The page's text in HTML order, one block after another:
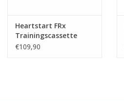
Heartstart FRx
Trainingscassette
€109,90